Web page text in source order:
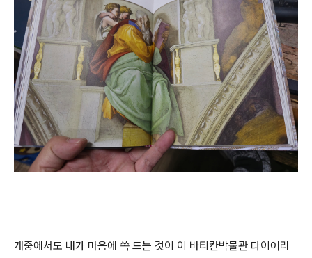
개중에서도 내가 마음에 쏙 드는 것이 이 바티칸박물관 다이어리